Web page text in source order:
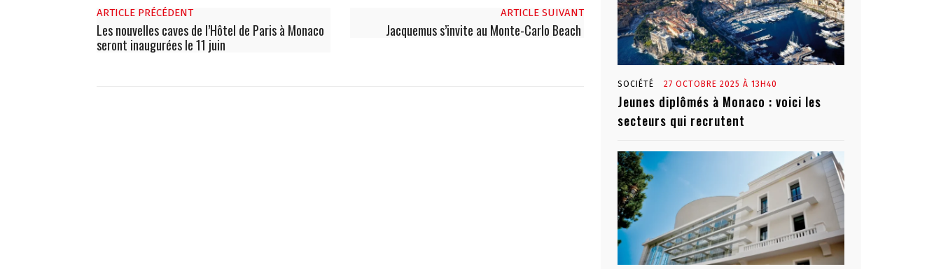
ARTICLE PRÉCÉDENT
Les nouvelles caves de l’Hôtel de Paris à Monaco
seront inaugurées le 11 juin
ARTICLE SUIVANT
Jacquemus s’invite au Monte-Carlo Beach
SOCIÉTÉ 27 OCTOBRE 2025 À 13H40
Jeunes diplômés à Monaco : voici les
secteurs qui recrutent